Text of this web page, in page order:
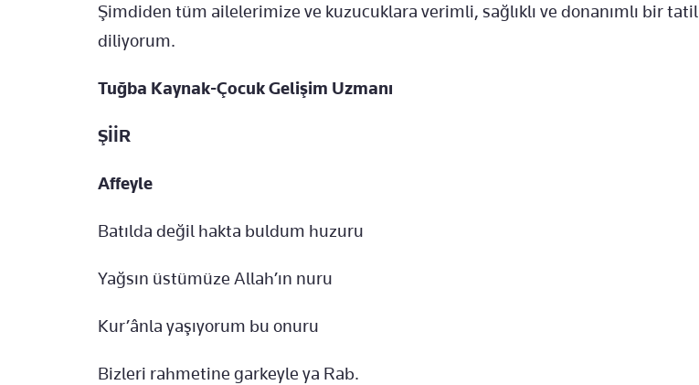
Şimdiden tüm ailelerimize ve kuzucuklara verimli, sağlıklı ve donanımlı bir tatil
diliyorum.
Tuğba Kaynak-Çocuk Gelişim Uzmanı
ŞİİR
Affeyle
Batılda değil hakta buldum huzuru
Yağsın üstümüze Allah’ın nuru
Kur’ânla yaşıyorum bu onuru
Bizleri rahmetine garkeyle ya Rab.